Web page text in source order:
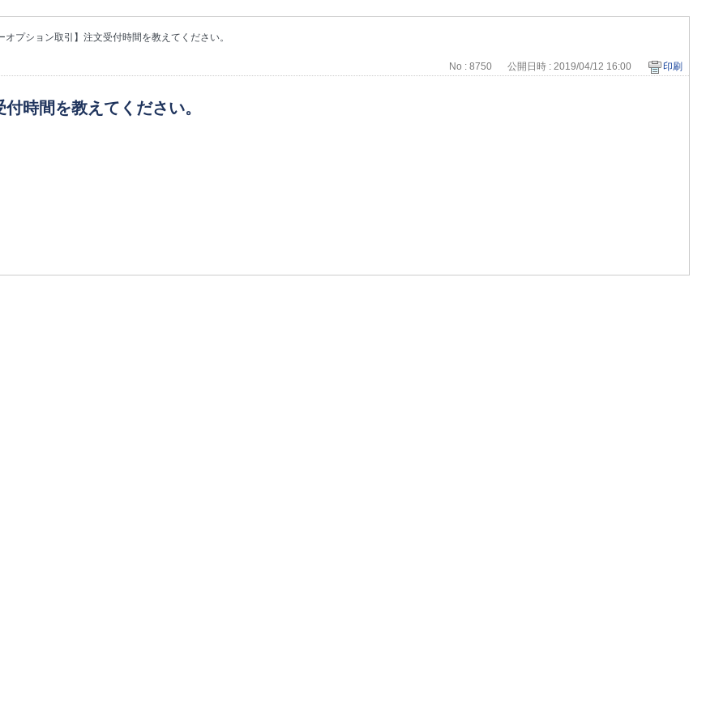
オプション取引】注文受付時間を教えてください。
No : 8750 公開日時 : 2019/04/12 16:00 印刷
時間を教えてください。